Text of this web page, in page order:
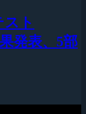
ト
発表、5部